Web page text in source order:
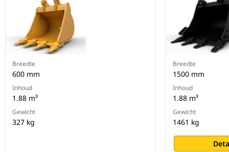
Breedte
600 mm
Inhoud
1.88 m³
Gewicht
327 kg
Breedte
1500 mm
Inhoud
1.88 m³
Gewicht
1461 kg